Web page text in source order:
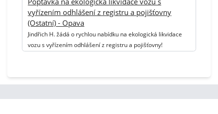
vyřízením odhlášení z registru a pojišťovny
(Ostatní) - Opava
Jindřich H. žádá o rychlou nabídku na ekologická likvidace
vozu s vyřízením odhlášení z registru a pojišťovny!